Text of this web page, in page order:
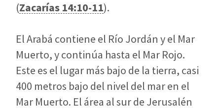
(Zacarías 14:10-11).
El Arabá contiene el Río Jordán y el Mar
Muerto, y continúa hasta el Mar Rojo.
Este es el lugar más bajo de la tierra, casi
400 metros bajo del nivel del mar en el
Mar Muerto. El área al sur de Jerusalén